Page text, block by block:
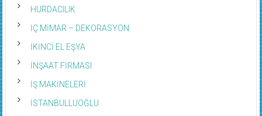
HURDACILIK
İÇ MİMAR – DEKORASYON
İKİNCİ EL EŞYA
İNŞAAT FİRMASI
İŞ MAKİNELERİ
İSTANBULLUOĞLU